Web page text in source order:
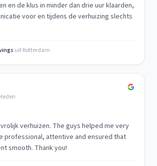
en de klus in minder dan drie uur klaarden,
voor en tijdens de verhuizing slechts
uitRotterdam
verhuizen. The guys helped me very
professional, attentive and ensured that
smooth. Thank you!